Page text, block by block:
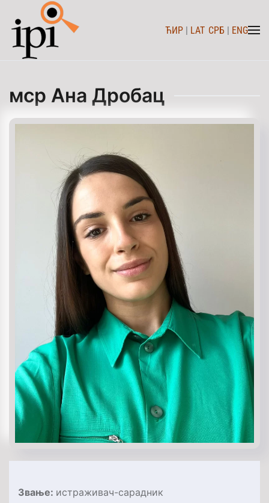
Skip to main content ЋИР | LAT СРБ | ENG
мср Ана Дробац
Звање: истраживач-сарадник